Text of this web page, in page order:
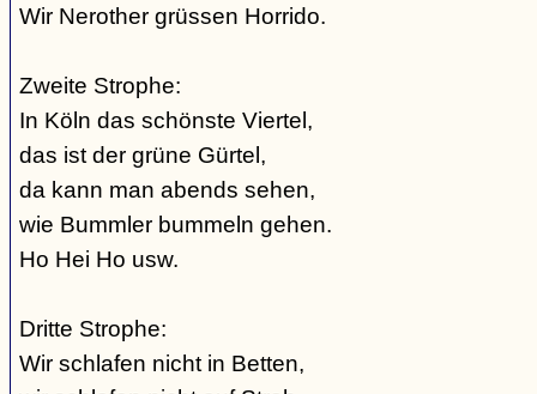
Wir Nerother grüssen Horrido.
Zweite Strophe:
In Köln das schönste Viertel,
das ist der grüne Gürtel,
da kann man abends sehen,
wie Bummler bummeln gehen.
Ho Hei Ho usw.
Dritte Strophe:
Wir schlafen nicht in Betten,